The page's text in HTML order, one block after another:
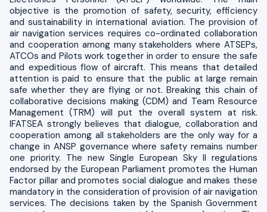
objective is the promotion of safety, security, efficiency
and sustainability in international aviation. The provision of
air navigation services requires co-ordinated collaboration
and cooperation among many stakeholders where ATSEPs,
ATCOs and Pilots work together in order to ensure the safe
and expeditious flow of aircraft. This means that detailed
attention is paid to ensure that the public at large remain
safe whether they are flying or not. Breaking this chain of
collaborative decisions making (CDM) and Team Resource
Management (TRM) will put the overall system at risk.
IFATSEA strongly believes that dialogue, collaboration and
cooperation among all stakeholders are the only way for a
change in ANSP governance where safety remains number
one priority. The new Single European Sky II regulations
endorsed by the European Parliament promotes the Human
Factor pillar and promotes social dialogue and makes these
mandatory in the consideration of provision of air navigation
services. The decisions taken by the Spanish Government